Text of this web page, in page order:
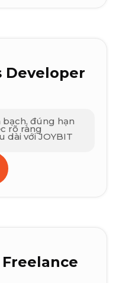
Developer
đúng hạn
rõ ràng
dài với JOYBIT